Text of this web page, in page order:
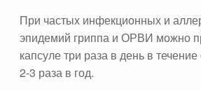
При частых инфекционных и
эпидемий гриппа и ОРВИ можно
капсуле три раза в день в
2-3 раза в год.